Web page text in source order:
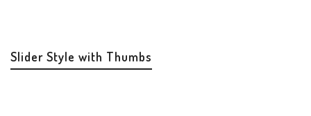
Slider Style with Thumbs